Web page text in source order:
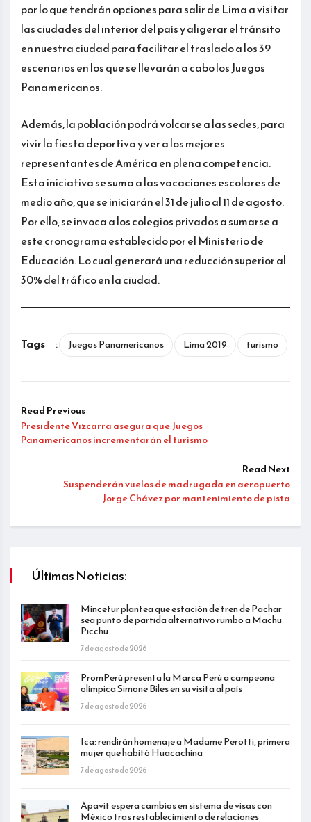
por lo que tendrán opciones para salir de Lima a visitar
las ciudades del interior del país y aligerar el tránsito
en nuestra ciudad para facilitar el traslado a los 39
escenarios en los que se llevarán a cabo los Juegos
Panamericanos.
Además, la población podrá volcarse a las sedes, para
vivir la fiesta deportiva y ver a los mejores
representantes de América en plena competencia.
Esta iniciativa se suma a las vacaciones escolares de
medio año, que se iniciarán el 31 de julio al 11 de agosto.
Por ello, se invoca a los colegios privados a sumarse a
este cronograma establecido por el Ministerio de
Educación. Lo cual generará una reducción superior al
30% del tráfico en la ciudad.
Tags : Juegos Panamericanos Lima 2019 turismo
Read Previous
Presidente Vizcarra asegura que Juegos
Panamericanos incrementarán el turismo
Read Next
Suspenderán vuelos de madrugada en aeropuerto
Jorge Chávez por mantenimiento de pista
Últimas Noticias:
Mincetur plantea que estación de tren de Pachar
sea punto de partida alternativo rumbo a Machu
Picchu
7 de agosto de 2026
PromPerú presenta la Marca Perú a campeona
olímpica Simone Biles en su visita al país
7 de agosto de 2026
Ica: rendirán homenaje a Madame Perotti, primera
mujer que habitó Huacachina
7 de agosto de 2026
Apavit espera cambios en sistema de visas con
México tras restablecimiento de relaciones